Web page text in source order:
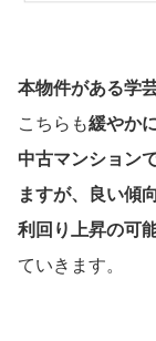
本物件がある学
こちらも緩やか
中古マンション
ますが、良い傾向
利回り上昇の可
ていきます。